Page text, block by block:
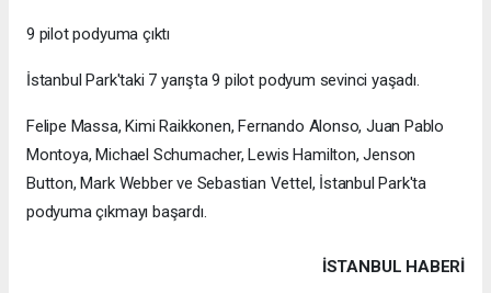
9 pilot podyuma çıktı
İstanbul Park'taki 7 yarışta 9 pilot podyum sevinci yaşadı.
Felipe Massa, Kimi Raikkonen, Fernando Alonso, Juan Pablo
Montoya, Michael Schumacher, Lewis Hamilton, Jenson
Button, Mark Webber ve Sebastian Vettel, İstanbul Park'ta
podyuma çıkmayı başardı.
İSTANBUL HABERİ